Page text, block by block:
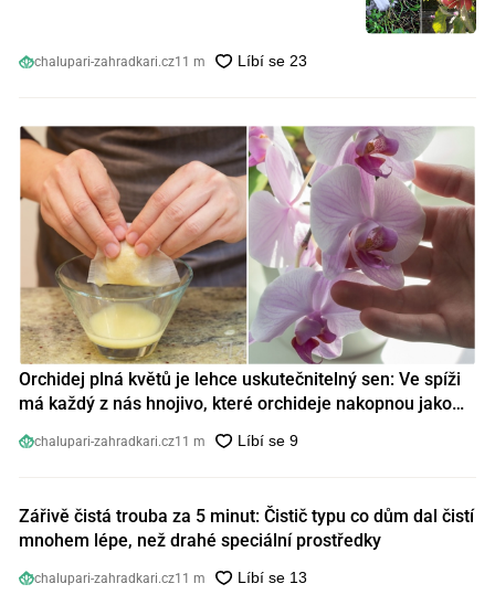
chalupari-zahradkari.cz11 m
Orchidej plná květů je lehce uskutečnitelný sen: Ve spíži
má každý z nás hnojivo, které orchideje nakopnou jako
chalupari-zahradkari.cz11 m
Zářivě čistá trouba za 5 minut: Čistič typu co dům dal čistí
mnohem lépe, než drahé speciální prostředky
chalupari-zahradkari.cz11 m